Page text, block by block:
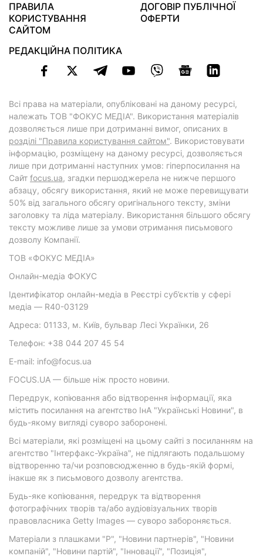
ПРАВИЛА
КОРИСТУВАННЯ
САЙТОМ
ДОГОВІР ПУБЛІЧНОЇ
ОФЕРТИ
РЕДАКЦІЙНА ПОЛІТИКА
Всі права на матеріали, опубліковані на даному ресурсі,
належать ТОВ "ФОКУС МЕДІА". Використання матеріалів
дозволяється лише при дотриманні вимог, описаних в
розділі "Правила користування сайтом". Використовувати
інформацію, розміщену на даному ресурсі, дозволяється
лише при дотриманні наступних умов: гіперпосилання на
Cайт focus.ua, згадки першоджерела не нижче першого
абзацу, обсягу використання, який не може перевищувати
50% від загального обсягу оригінального тексту, зміни
заголовку та ліда матеріалу. Використання більшого обсягу
тексту можливе лише за умови отримання письмового
дозволу Компанії.
ТОВ «ФОКУС МЕДІА»
Онлайн-медіа ФОКУС
Ідентифікатор онлайн-медіа в Реєстрі суб’єктів у сфері
медіа — R40-03129
Адреса: 01133, м. Київ, бульвар Лесі Українки, 26
Телефон: +38 044 207 45 54
E-mail: info@focus.ua
FOCUS.UA — більше ніж просто новини.
Передрук, копіювання або відтворення інформації, яка
містить посилання на агентство ІнА "Українські Новини", в
будь-якому вигляді суворо заборонені.
Всі матеріали, які розміщені на цьому сайті з посиланням на
агентство "Інтерфакс-Україна", не підлягають подальшому
відтворенню та/чи розповсюдженню в будь-якій формі,
інакше як з письмового дозволу агентства.
Будь-яке копіювання, передрук та відтворення
фотографічних творів та/або аудіовізуальних творів
правовласника Getty Images — суворо забороняється.
Матеріали з плашками "Р", "Новини партнерів", "Новини
компаній", "Новини партій", "Інновації", "Позиція",